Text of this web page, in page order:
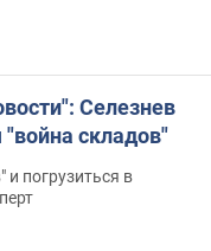
Селезнев
складов"
погрузиться в